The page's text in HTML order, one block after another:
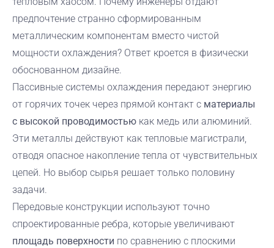
предпочтение странно сформированным
металлическим компонентам вместо чистой
мощности охлаждения? Ответ кроется в физически
обоснованном дизайне.
Пассивные системы охлаждения передают энергию
от горячих точек через прямой контакт с материалы
с высокой проводимостью как медь или алюминий.
Эти металлы действуют как тепловые магистрали,
отводя опасное накопление тепла от чувствительных
цепей. Но выбор сырья решает только половину
задачи.
Передовые конструкции используют точно
спроектированные ребра, которые увеличивают
площадь поверхности по сравнению с плоскими